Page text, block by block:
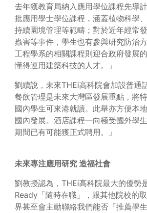
去年獲教育局納入應用學位課程先導
批應用學士學位課程，涵蓋植物科學
持續園境管理等範疇；對於近年經常
蟲害等事件，學生也有參與研究防治
工程學系的相關課程則迎合政府發展
懂得運用建築科技的人才。」
劉續說，未來THEi高科院會加設普通
餐飲管理是未來大灣區發展重點，將
國內學生可來港就讀。此舉亦方便本
國內發展。酒店課程一向極受國外學
期間已有可能獲正式聘用。」
未來專注應用研究 造福社會
劉教授認為，THEi高科院最大的優勢
Ready「隨時在職」，跟其他院校的
界甚至會主動聯絡我們能否『推薦學